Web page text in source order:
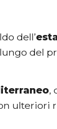
dell’
del
,
ulteriori